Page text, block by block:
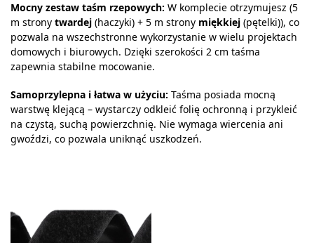
Mocny zestaw taśm rzepowych: W komplecie otrzymujesz (5
m strony twardej (haczyki) + 5 m strony miękkiej (pętelki)), co
pozwala na wszechstronne wykorzystanie w wielu projektach
domowych i biurowych. Dzięki szerokości 2 cm taśma
zapewnia stabilne mocowanie.
Samoprzylepna i łatwa w użyciu: Taśma posiada mocną
warstwę klejącą – wystarczy odkleić folię ochronną i przykleić
na czystą, suchą powierzchnię. Nie wymaga wiercenia ani
gwoździ, co pozwala uniknąć uszkodzeń.